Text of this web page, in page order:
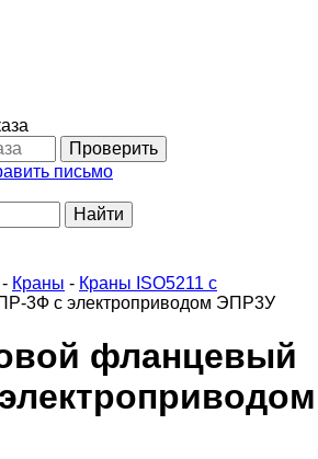
Проверить
письмо
Найти
- Краны - Краны ISO5211 с
3Ф с электроприводом ЭПР3У
фланцевый